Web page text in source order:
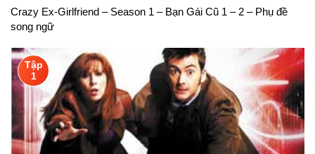
Crazy Ex-Girlfriend – Season 1 – Bạn Gái Cũ 1 – 2 – Phụ đề
song ngữ
Tập
1